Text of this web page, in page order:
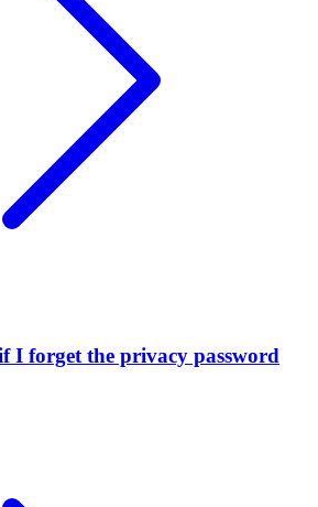
I forget the privacy password